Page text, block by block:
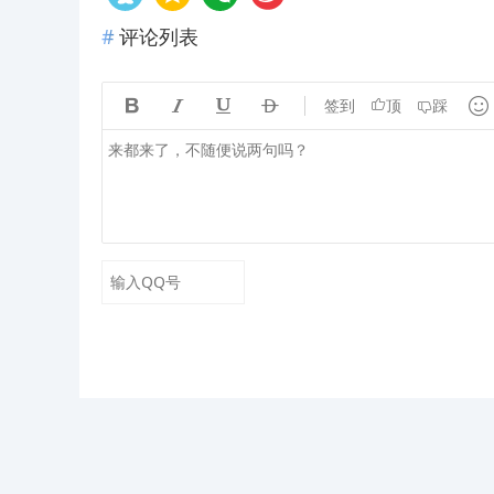
评论列表
    签到 顶 踩 